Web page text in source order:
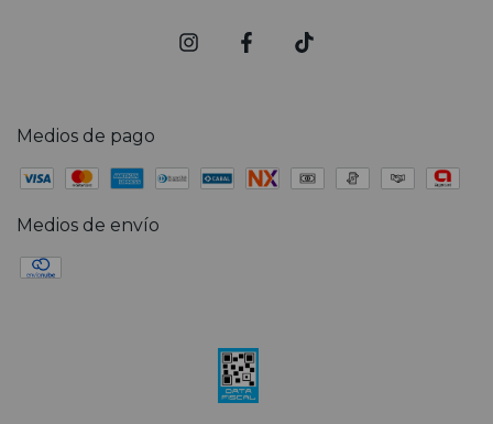
Medios de pago
Medios de envío